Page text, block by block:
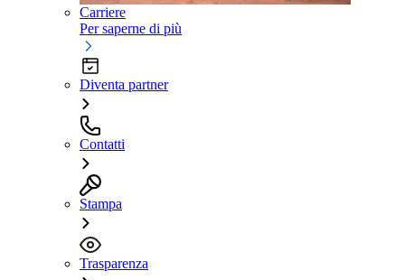
Carriere
Per saperne di più
Diventa partner
Contatti
Stampa
Trasparenza